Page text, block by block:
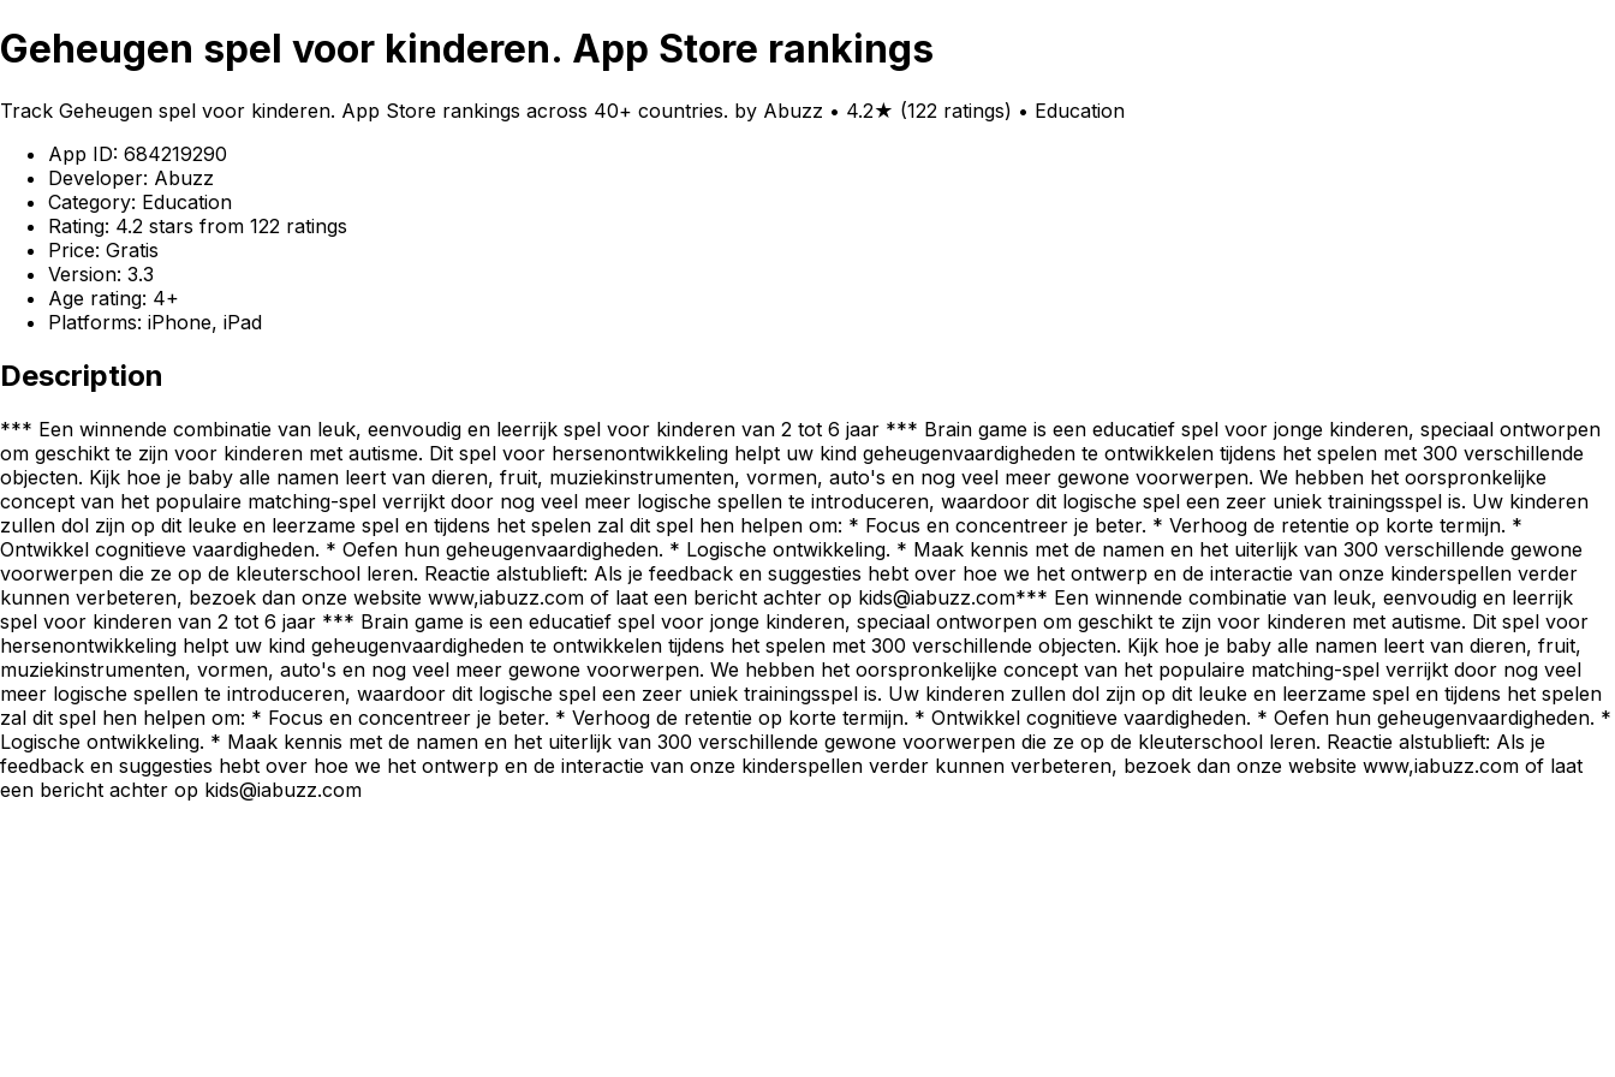
Geheugen spel voor kinderen. App Store rankings
Track Geheugen spel voor kinderen. App Store rankings across 40+ countries. by Abuzz • 4.2★ (122 ratings) • Education
App ID: 684219290
Developer: Abuzz
Category: Education
Rating: 4.2 stars from 122 ratings
Price: Gratis
Version: 3.3
Age rating: 4+
Platforms: iPhone, iPad
Description
*** Een winnende combinatie van leuk, eenvoudig en leerrijk spel voor kinderen van 2 tot 6 jaar *** Brain game is een educatief spel voor jonge kinderen, speciaal ontworpen
om geschikt te zijn voor kinderen met autisme. Dit spel voor hersenontwikkeling helpt uw ​​kind geheugenvaardigheden te ontwikkelen tijdens het spelen met 300 verschillende
objecten. Kijk hoe je baby alle namen leert van dieren, fruit, muziekinstrumenten, vormen, auto's en nog veel meer gewone voorwerpen. We hebben het oorspronkelijke
concept van het populaire matching-spel verrijkt door nog veel meer logische spellen te introduceren, waardoor dit logische spel een zeer uniek trainingsspel is. Uw kinderen
zullen dol zijn op dit leuke en leerzame spel en tijdens het spelen zal dit spel hen helpen om: * Focus en concentreer je beter. * Verhoog de retentie op korte termijn. *
Ontwikkel cognitieve vaardigheden. * Oefen hun geheugenvaardigheden. * Logische ontwikkeling. * Maak kennis met de namen en het uiterlijk van 300 verschillende gewone
voorwerpen die ze op de kleuterschool leren. Reactie alstublieft: Als je feedback en suggesties hebt over hoe we het ontwerp en de interactie van onze kinderspellen verder
kunnen verbeteren, bezoek dan onze website www,iabuzz.com of laat een bericht achter op kids@iabuzz.com*** Een winnende combinatie van leuk, eenvoudig en leerrijk
spel voor kinderen van 2 tot 6 jaar *** Brain game is een educatief spel voor jonge kinderen, speciaal ontworpen om geschikt te zijn voor kinderen met autisme. Dit spel voor
hersenontwikkeling helpt uw ​​kind geheugenvaardigheden te ontwikkelen tijdens het spelen met 300 verschillende objecten. Kijk hoe je baby alle namen leert van dieren, fruit,
muziekinstrumenten, vormen, auto's en nog veel meer gewone voorwerpen. We hebben het oorspronkelijke concept van het populaire matching-spel verrijkt door nog veel
meer logische spellen te introduceren, waardoor dit logische spel een zeer uniek trainingsspel is. Uw kinderen zullen dol zijn op dit leuke en leerzame spel en tijdens het spelen
zal dit spel hen helpen om: * Focus en concentreer je beter. * Verhoog de retentie op korte termijn. * Ontwikkel cognitieve vaardigheden. * Oefen hun geheugenvaardigheden. *
Logische ontwikkeling. * Maak kennis met de namen en het uiterlijk van 300 verschillende gewone voorwerpen die ze op de kleuterschool leren. Reactie alstublieft: Als je
feedback en suggesties hebt over hoe we het ontwerp en de interactie van onze kinderspellen verder kunnen verbeteren, bezoek dan onze website www,iabuzz.com of laat
een bericht achter op kids@iabuzz.com